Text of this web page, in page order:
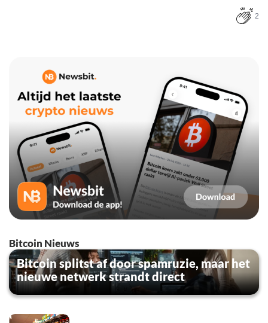
2
Bitcoin Nieuws
Bitcoin splitst af door spamruzie, maar het
nieuwe netwerk strandt direct